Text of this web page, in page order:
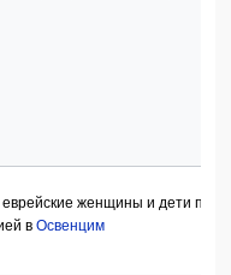
еврейские женщины и дети перед
вОсвенцим